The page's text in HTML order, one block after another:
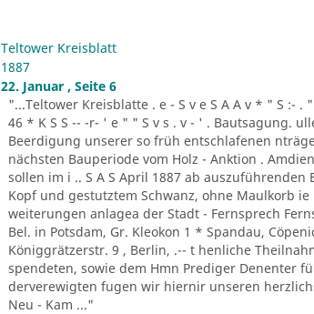
Teltower Kreisblatt
1887
22. Januar , Seite 6
"...Teltower Kreisblatte . e - S v e S A A v * " S :- .
46 * K S S -- -r- ' e " " S v s . v - ' . Bautsagung.
Beerdigung unserer so früh entschlafenen
nächsten Bauperiode vom Holz - Anktion .
sollen im i .. S A S April 1887 ab
Kopf und gestutztem Schwanz, ohne Maulkorb
weiterungen anlagea der Stadt - Fernsprech
Bel. in Potsdam, Gr. Kleokon 1 * Spandau,
Königgrätzerstr. 9 , Berlin, .-- t henliche
spendeten, sowie dem Hmn Prediger Denenter
derverewigten fugen wir hiernir unseren
Neu - Kam ..."